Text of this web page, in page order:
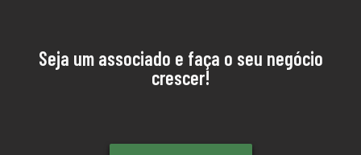
Seja um associado e faça o seu negócio
crescer!